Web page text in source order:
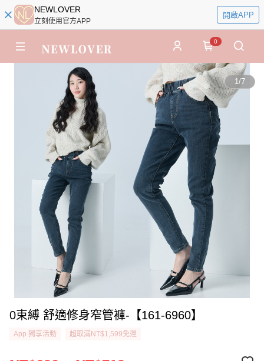
NEWLOVER
立刻使用官方APP
開啟APP
0
1/7
0束縛 舒適修身窄管褲-【161-6960】
App 獨享活動 超取滿NT$1,599免運